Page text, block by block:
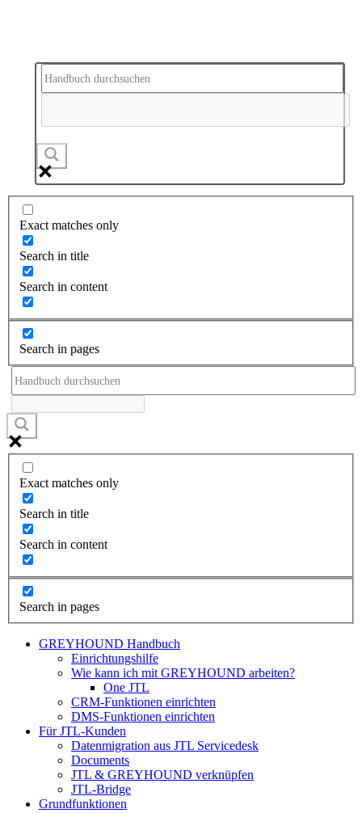
Exact matches only
Search in title
Search in content
Search in pages
Exact matches only
Search in title
Search in content
Search in pages
GREYHOUND Handbuch
Einrichtungshilfe
Wie kann ich mit GREYHOUND arbeiten?
One JTL
CRM-Funktionen einrichten
DMS-Funktionen einrichten
Für JTL-Kunden
Datenmigration aus JTL Servicedesk
Documents
JTL & GREYHOUND verknüpfen
JTL-Bridge
Grundfunktionen